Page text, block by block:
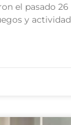
el pasado
y